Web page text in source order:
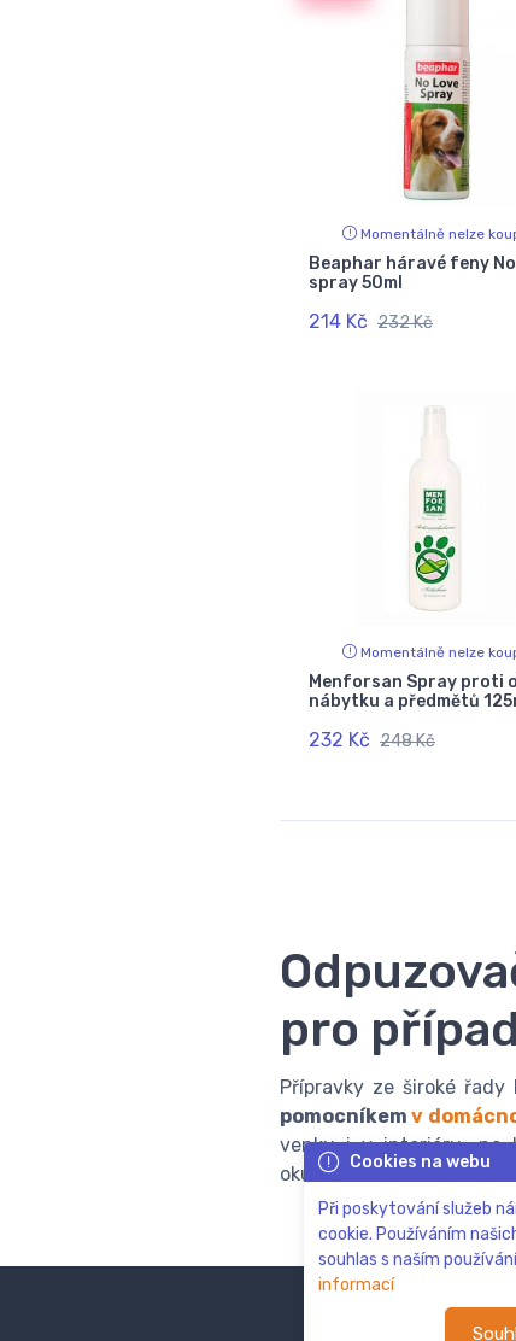
Momentálně nelze
Beaphar háravé feny
spray 50ml
214 Kč 232 Kč
Momentálně nelze
Menforsan Spray proti
nábytku a předmětů
232 Kč 248 Kč
pro
Přípravky ze široké řady
pomocníkemv
venku i v interiéru, na
okusování.
Cookies na webu
Při poskytování služeb
cookie. Používáním
souhlas s naším
informací